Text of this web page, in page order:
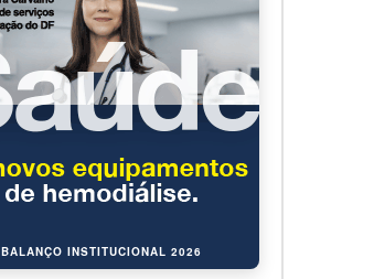
BALANÇO INSTITUCIONAL 2026